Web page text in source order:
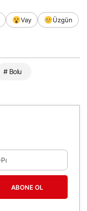
Vay
Üzgün
# Bolu
ABONE OL